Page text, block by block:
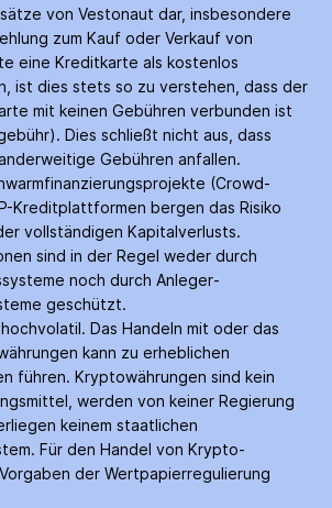
von Vestonaut dar, insbesondere
zum Kauf oder Verkauf von
eine Kreditkarte als kostenlos
ist dies stets so zu verstehen, dass der
mit keinen Gebühren verbunden ist
Dies schließt nicht aus, dass
Gebühren anfallen.
(Crowd­
Kredit­plattformen bergen das Risiko
vollständigen Kapitalverlusts.
sind in der Regel weder durch
noch durch Anleger­
geschützt.
Das Handeln mit oder das
kann zu erheblichen
führen. Krypto­währungen sind kein
werden von keiner Regierung
keinem staatlichen
Für den Handel von Krypto­
der Wertpapier­regulierung